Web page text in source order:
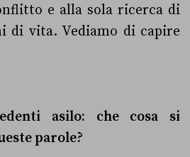
e alla sola ricerca di
di vita. Vediamo di capire
asilo: che cosa si
parole?